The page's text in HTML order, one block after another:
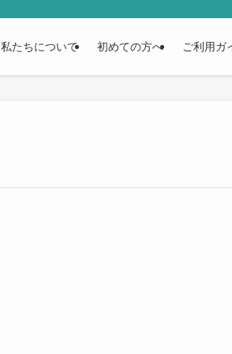
私たちについて 初めての方へ ご利用ガ